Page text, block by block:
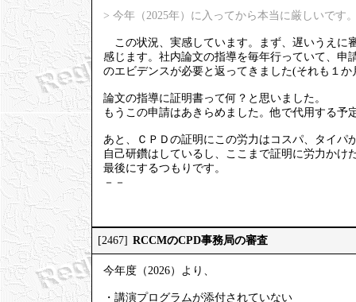
> 今年（2025年）に入ってから本当に厳しいです
この状況、実感しています。まず、遅いうえに
感じます。社内論文の指導を毎年行っていて、申
のエビデンスが必要と返ってきました(それも１か
論文の指導に証明書って何？と思いました。
もうこの申請はあきらめました。他で代用する予
あと、ＣＰＤの証明にこの労力はコスパ、タイパ
自己研鑽はしているし、ここまで証明に労力かけ
最後にするつもりです。
－－
[2467] RCCMのCPD事務局の審査
今年度（2026）より、
・講演プログラムが添付されていない